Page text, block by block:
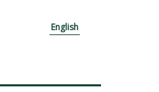
English